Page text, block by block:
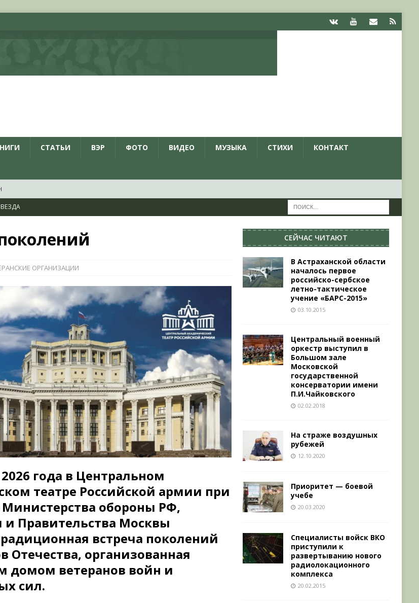
СТАТЬИ ВЭР ФОТО ВИДЕО МУЗЫКА СТИХИ КОНТАКТ
проект с рассекреченными документами из
войск ВС РФ
НОВОСТИ
ОРГАНИЗАЦИИ
года в Центральном
театре Российской армии при
обороны РФ,
и Правительства Москвы
встреча поколений
Отечества, организованная
домом ветеранов войн и
сил.
СЕЙЧАС ЧИТАЮТ
В Астраханской области
началось первое
российско-сербское
летно-тактическое
учение «БАРС-2015»
03.10.2015
Центральный военный
оркестр выступил в
Большом зале
Московской
государственной
консерватории имени
П.И.Чайковского
02.02.2018
На страже воздушных
рубежей
12.10.2020
Приоритет — боевой
учебе
20.03.2020
Специалисты войск ВКО
приступили к
развертыванию нового
радиолокационного
комплекса
20.02.2015